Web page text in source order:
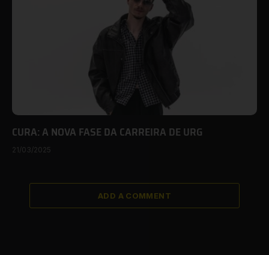
CURA: A NOVA FASE DA CARREIRA DE URG
21/03/2025
ADD A COMMENT